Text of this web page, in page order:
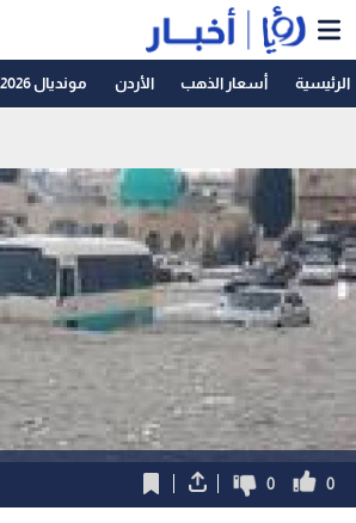
الرئيسية أسعار الذهب الأردن مونديال 2026
0
0